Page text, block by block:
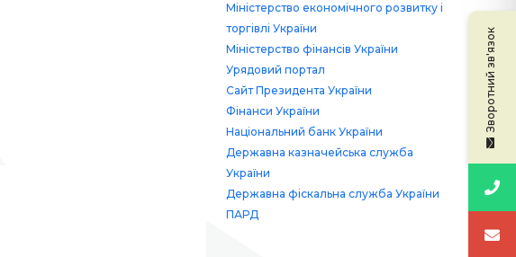
Міністерство економічного розвитку і
торгівлі України
Міністерство фінансів України
Урядовий портал
Сайт Президента України
Фінанси України
Національний банк України
Державна казначейська служба
України
Державна фіскальна служба України
ПАРД
Зворотний зв'язок